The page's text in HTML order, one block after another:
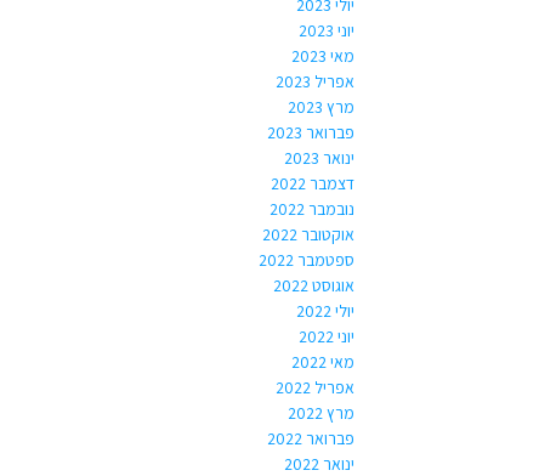
יוני 2023
מאי 2023
אפריל 2023
מרץ 2023
פברואר 2023
ינואר 2023
דצמבר 2022
נובמבר 2022
אוקטובר 2022
ספטמבר 2022
אוגוסט 2022
יולי 2022
יוני 2022
מאי 2022
אפריל 2022
מרץ 2022
פברואר 2022
ינואר 2022